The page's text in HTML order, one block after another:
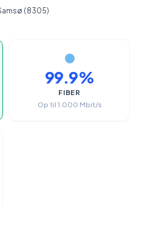
(8305)
99.9%
FIBER
Op til 1.000 Mbit/s